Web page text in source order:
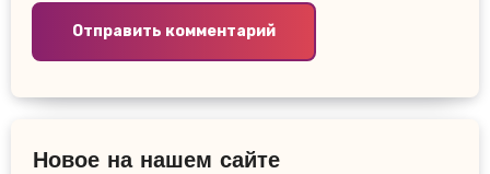
Новое на нашем сайте